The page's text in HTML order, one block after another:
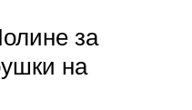
за
на